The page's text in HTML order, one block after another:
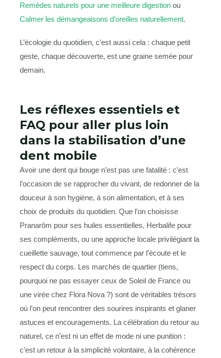
Remèdes naturels pour une meilleure digestion ou
Calmer les démangeaisons d’oreilles naturellement.
L’écologie du quotidien, c’est aussi cela : chaque petit
geste, chaque découverte, est une graine semée pour
demain.
Les réflexes essentiels et
FAQ pour aller plus loin
dans la stabilisation d’une
dent mobile
Avoir une dent qui bouge n’est pas une fatalité : c’est
l’occasion de se rapprocher du vivant, de redonner de la
douceur à son hygiène, à son alimentation, et à ses
choix de produits du quotidien. Que l’on choisisse
Pranarôm pour ses huiles essentielles, Herbalife pour
ses compléments, ou une approche locale privilégiant la
cueillette sauvage, tout commence par l’écoute et le
respect du corps. Les marchés de quartier (tiens,
pourquoi ne pas essayer ceux de Soleil de France ou
une virée chez Flora Nova ?) sont de véritables trésors
où l’on peut rencontrer des sourires inspirants et glaner
astuces et encouragements. La célébration du retour au
naturel, ce n’est ni un effet de mode ni une punition :
c’est un retour à la simplicité volontaire, à la cohérence